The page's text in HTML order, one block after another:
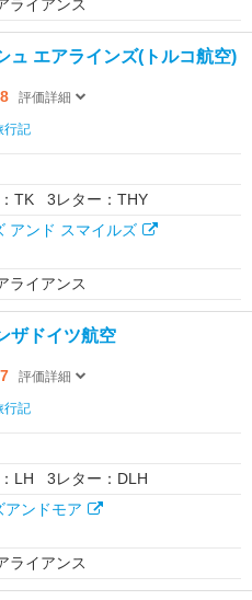
ライアンス
ュ エアラインズ(トルコ航空)
評価詳細
行記
TK 3レター：THY
アンド スマイルズ
ライアンス
ザドイツ航空
評価詳細
行記
LH 3レター：DLH
アンドモア
ライアンス